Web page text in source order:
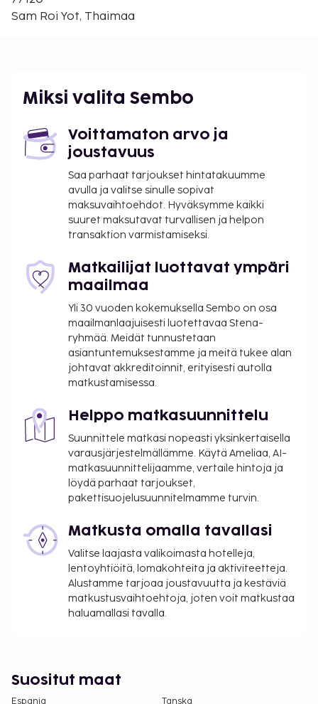
RakTaLay Gardenin ranta - 21,5 km / 13,4 mi
Suvarnabhumin kansainvälinen lentokenttä (BKK) -
Majoituspaikan ensisijainen lentokenttä on
Suvarnabhumin kansainvälinen lentokenttä (BKK).
Käytössäsi on kuivapesula-/pesulapalvelut,
matkatavarasäilytys ja pyykinpesutilat. Palveluihin
kuuluu ilmainen pysäköinti. Käytössäsi on puutarha
sekä ilmainen langaton internetyhteys ja televisio
kuuluu piknikalue ja hiiligrilli. Majatalo tarjoaa
asiakkailleen kahvila ja huonepalvelun (rajoitettuina
Majoituspaikka veloittaa seuraavat paikan päällä
suoritettavat maksut. Maksuihin saattaa sisältyä
sovellettavat verot:
Käteisellä maksettava takuumaksu vaurioiden
Tässä on mainittu kaikki majoituspaikan meille
ilmoittamat maksut.
Lisävuode: 100 THB per yöpyminen
Yllä oleva luettelo ei ehkä kata kaikkea. Maksut ja
saattavat muuttua.
Majoituspaikassa on tarjolla
yhdistettäviä/vierekkäisiä huoneita, joiden
saatavuus on rajoitettua. Niitä voi pyytää
ottamalla yhteyttä majoituspaikkaan.
Yhteystiedot löytyvät varausvahvistuksesta.
Sam Roi Yot, Thaimaa
Miksi valita Sembo
Voittamaton arvo ja
joustavuus
Saa parhaat tarjoukset hintatakuumme
avulla ja valitse sinulle sopivat
maksuvaihtoehdot. Hyväksymme kaikki
suuret maksutavat turvallisen ja helpon
transaktion varmistamiseksi.
Matkailijat luottavat ympäri
maailmaa
Yli 30 vuoden kokemuksella Sembo on osa
maailmanlaajuisesti luotettavaa Stena-
ryhmää. Meidät tunnustetaan
asiantuntemuksestamme ja meitä tukee alan
johtavat akkreditoinnit, erityisesti autolla
matkustamisessa.
Helppo matkasuunnittelu
Suunnittele matkasi nopeasti yksinkertaisella
varausjärjestelmällämme. Käytä Ameliaa, AI-
matkasuunnittelijaamme, vertaile hintoja ja
löydä parhaat tarjoukset,
pakettisuojelusuunnitelmamme turvin.
Matkusta omalla tavallasi
Valitse laajasta valikoimasta hotelleja,
lentoyhtiöitä, lomakohteita ja aktiviteetteja.
Alustamme tarjoaa joustavuutta ja kestäviä
matkustusvaihtoehtoja, joten voit matkustaa
haluamallasi tavalla.
Suositut maat
Espanja
Tanska